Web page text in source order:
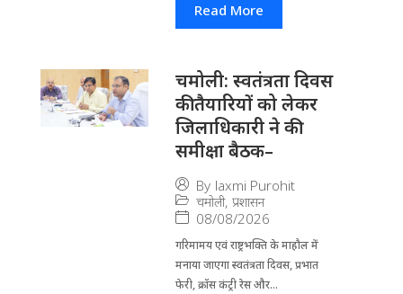
Read More
चमोली: स्वतंत्रता दिवस
की तैयारियों को लेकर
जिलाधिकारी ने की
समीक्षा बैठक–
By laxmi Purohit
चमोली, प्रशासन
08/08/2026
गरिमामय एवं राष्ट्रभक्ति के माहौल में
मनाया जाएगा स्वतंत्रता दिवस, प्रभात
फेरी, क्रॉस कंट्री रेस और...